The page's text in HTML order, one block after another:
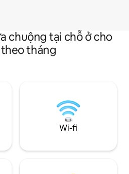
chuộng tại chỗ ở cho
tháng
Wi-fi